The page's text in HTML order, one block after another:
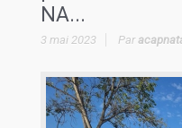
NA...
3 mai 2023 Par